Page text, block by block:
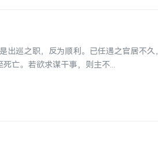
巡之职，反为顺利。已任遇之官居不久
亡。若欲求谋干事，则主不...